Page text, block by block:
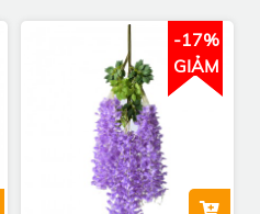
-17%
GIẢM